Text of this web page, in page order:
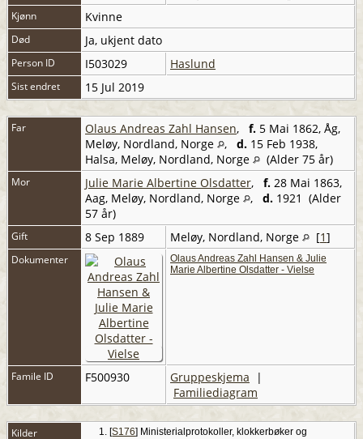
Kjønn Kvinne
Død Ja, ukjent dato
Person ID I503029 Haslund
Sist endret 15 Jul 2019
Far Olaus Andreas Zahl Hansen, f. 5 Mai 1862, Åg,
Meløy, Nordland, Norge
, d. 15 Feb 1938,
Halsa, Meløy, Nordland, Norge
(Alder 75 år)
Mor Julie Marie Albertine Olsdatter, f. 28 Mai 1863,
Aag, Meløy, Nordland, Norge
, d. 1921 (Alder
57 år)
Gift 8 Sep 1889 Meløy, Nordland, Norge [1]
Dokumenter
Olaus Andreas Zahl Hansen & Julie
Marie Albertine Olsdatter - Vielse
Famile ID F500930 Gruppeskjema |
Familiediagram
Kilder [S176] Ministerialprotokoller, klokkerbøker og